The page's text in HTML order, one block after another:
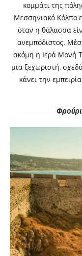
κομμάτι της
Μεσσηνιακό Κόλπο
όταν η θάλασσα
ανεμπόδιστος.
ακόμη η Ιερά Μονή
μια ξεχωριστή,
κάνει την